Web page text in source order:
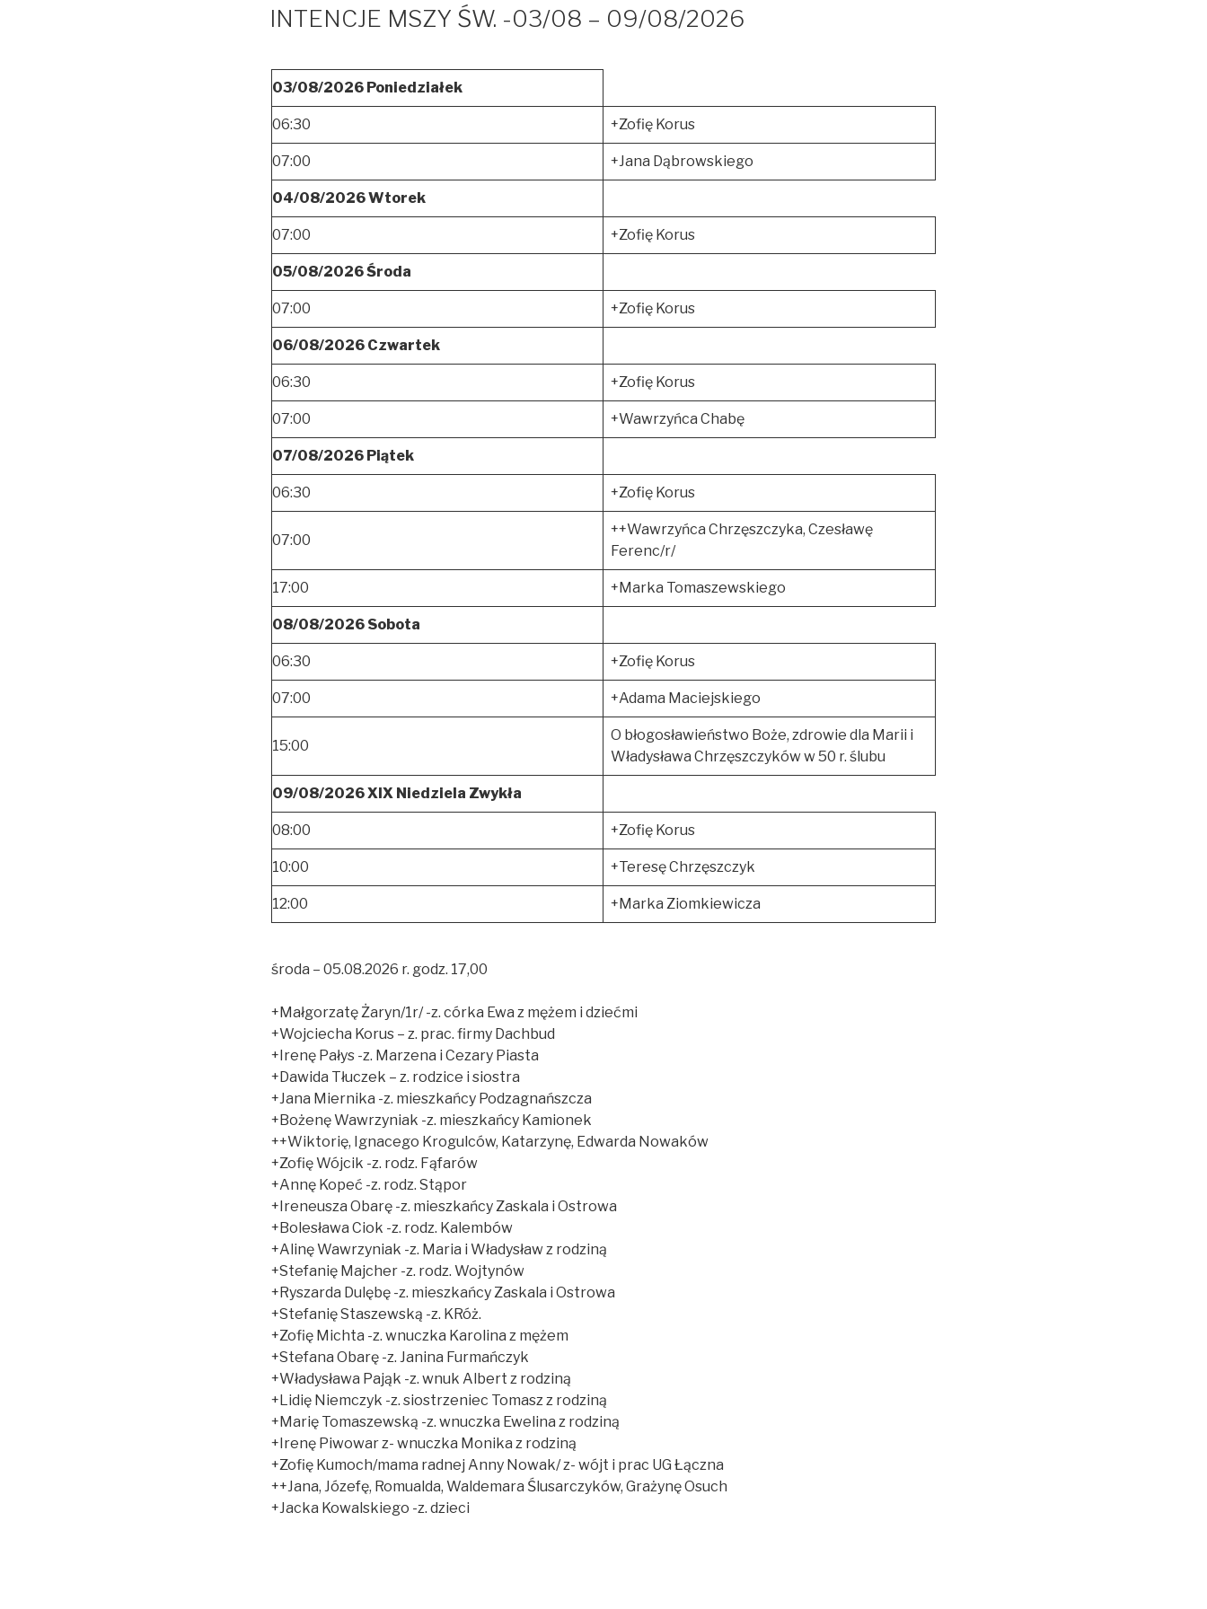
INTENCJE MSZY ŚW. -03/08 – 09/08/2026
03/08/2026 Poniedziałek
06:30 +Zofię Korus
07:00 +Jana Dąbrowskiego
04/08/2026 Wtorek
07:00 +Zofię Korus
05/08/2026 Środa
07:00 +Zofię Korus
06/08/2026 Czwartek
06:30 +Zofię Korus
07:00 +Wawrzyńca Chabę
07/08/2026 Piątek
06:30 +Zofię Korus
07:00
++Wawrzyńca Chrzęszczyka, Czesławę
Ferenc/r/
17:00 +Marka Tomaszewskiego
08/08/2026 Sobota
06:30 +Zofię Korus
07:00 +Adama Maciejskiego
15:00
O błogosławieństwo Boże, zdrowie dla Marii i
Władysława Chrzęszczyków w 50 r. ślubu
09/08/2026 XIX Niedziela Zwykła
08:00 +Zofię Korus
10:00 +Teresę Chrzęszczyk
12:00 +Marka Ziomkiewicza
środa – 05.08.2026 r. godz. 17,00
+Małgorzatę Żaryn/1r/ -z. córka Ewa z mężem i dziećmi
+Wojciecha Korus – z. prac. firmy Dachbud
+Irenę Pałys -z. Marzena i Cezary Piasta
+Dawida Tłuczek – z. rodzice i siostra
+Jana Miernika -z. mieszkańcy Podzagnańszcza
+Bożenę Wawrzyniak -z. mieszkańcy Kamionek
++Wiktorię, Ignacego Krogulców, Katarzynę, Edwarda Nowaków
+Zofię Wójcik -z. rodz. Fąfarów
+Annę Kopeć -z. rodz. Stąpor
+Ireneusza Obarę -z. mieszkańcy Zaskala i Ostrowa
+Bolesława Ciok -z. rodz. Kalembów
+Alinę Wawrzyniak -z. Maria i Władysław z rodziną
+Stefanię Majcher -z. rodz. Wojtynów
+Ryszarda Dulębę -z. mieszkańcy Zaskala i Ostrowa
+Stefanię Staszewską -z. KRóż.
+Zofię Michta -z. wnuczka Karolina z mężem
+Stefana Obarę -z. Janina Furmańczyk
+Władysława Pająk -z. wnuk Albert z rodziną
+Lidię Niemczyk -z. siostrzeniec Tomasz z rodziną
+Marię Tomaszewską -z. wnuczka Ewelina z rodziną
+Irenę Piwowar z- wnuczka Monika z rodziną
+Zofię Kumoch/mama radnej Anny Nowak/ z- wójt i prac UG Łączna
++Jana, Józefę, Romualda, Waldemara Ślusarczyków, Grażynę Osuch
+Jacka Kowalskiego -z. dzieci